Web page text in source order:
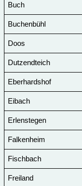
Buch
Buchenbühl
Doos
Dutzendteich
Eberhardshof
Eibach
Erlenstegen
Falkenheim
Fischbach
Freiland